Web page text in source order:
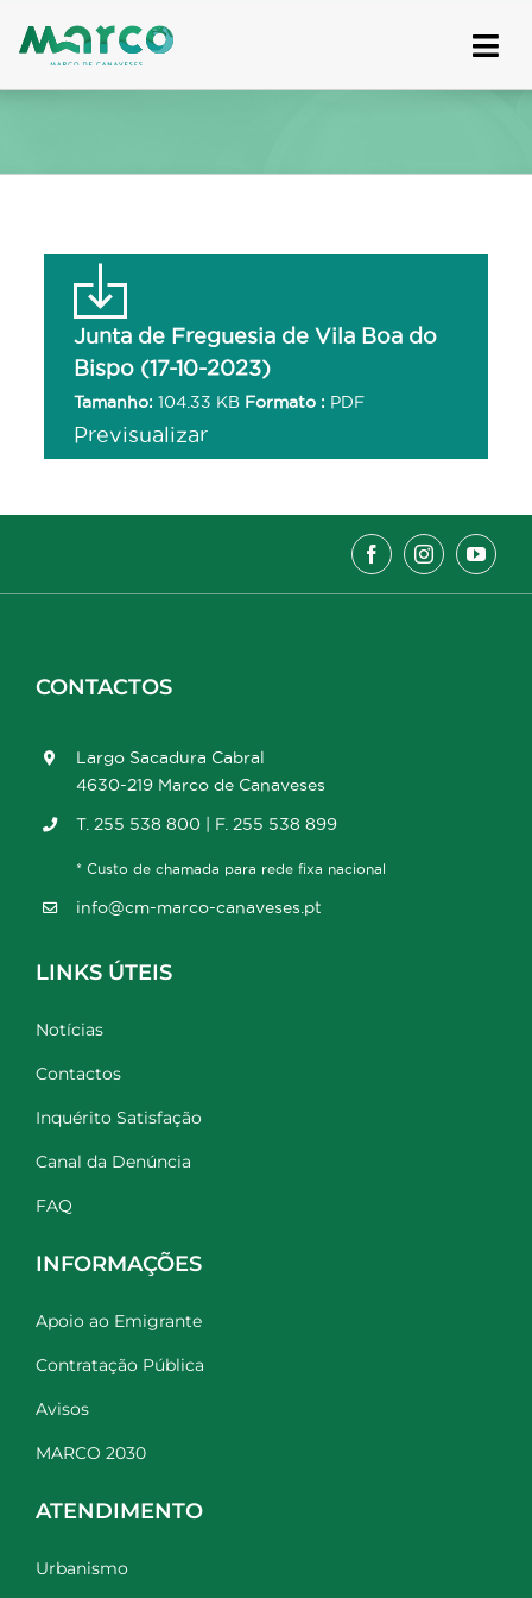
to
Junta de Freguesia de Vila Boa do
Bispo (17-10-2023)
Tamanho: 104.33 KB Formato : PDF
Previsualizar
CONTACTOS
Largo Sacadura Cabral
4630-219 Marco de Canaveses
T. 255 538 800 | F. 255 538 899
* Custo de chamada para rede fixa nacional
info@cm-marco-canaveses.pt
LINKS ÚTEIS
Notícias
Contactos
Inquérito Satisfação
Canal da Denúncia
FAQ
INFORMAÇÕES
Apoio ao Emigrante
Contratação Pública
Avisos
MARCO 2030
ATENDIMENTO
Urbanismo